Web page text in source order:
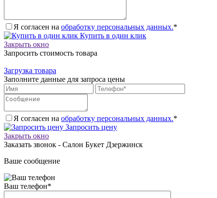
Я согласен на обработку персональных данных.*
Купить в один клик
Закрыть окно
Запросить стоимость товара
Загрузка товара
Заполните данные для запроса цены
Я согласен на обработку персональных данных.*
Запросить цену
Закрыть окно
Заказать звонок - Салон Букет Дзержинск
Ваше сообщение
Ваш телефон*